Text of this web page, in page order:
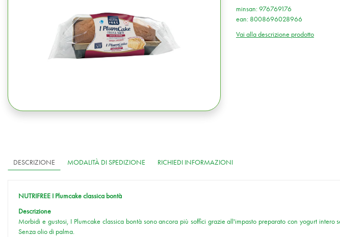
minsan: 976769176
ean: 8008696028966
Vai alla descrizione prodotto
DESCRIZIONE MODALITÀ DI SPEDIZIONE RICHIEDI INFORMAZIONI
NUTRIFREE I Plumcake classica bontà
Descrizione
Morbidi e gustosi, I Plumcake classica bontà sono ancora più soffici grazie all'impasto preparato con yogurt
Senza olio di palma.